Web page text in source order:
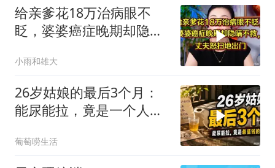
给亲爹花18万治病眼不
眨，婆婆癌症晚期却隐瞒
小雨和雄大
26岁姑娘的最后3个月：
能尿能拉，竟是一个人最
葡萄唠生活